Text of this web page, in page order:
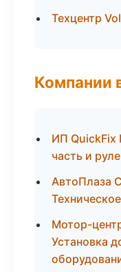
Техцентр
Компании
ИП QuickFix
часть и
АвтоПлаза
Мотор-
Установка